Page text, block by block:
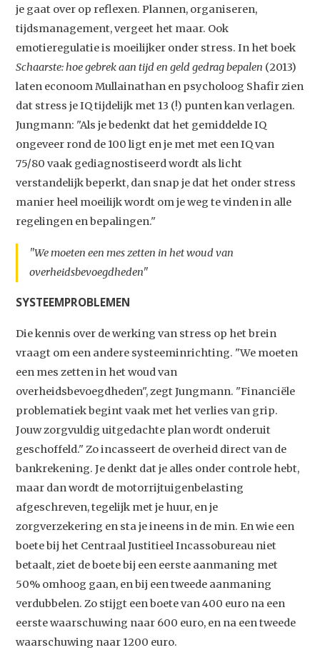
je gaat over op reflexen. Plannen, organiseren,
tijdsmanagement, vergeet het maar. Ook
emotieregulatie is moeilijker onder stress. In het boek
Schaarste: hoe gebrek aan tijd en geld gedrag bepalen (2013)
laten econoom Mullainathan en psycholoog Shafir zien
dat stress je IQ tijdelijk met 13 (!) punten kan verlagen.
Jungmann: "Als je bedenkt dat het gemiddelde IQ
ongeveer rond de 100 ligt en je met met een IQ van
75/80 vaak gediagnostiseerd wordt als licht
verstandelijk beperkt, dan snap je dat het onder stress
manier heel moeilijk wordt om je weg te vinden in alle
regelingen en bepalingen."
"We moeten een mes zetten in het woud van
overheidsbevoegdheden"
SYSTEEMPROBLEMEN
Die kennis over de werking van stress op het brein
vraagt om een andere systeeminrichting. "We moeten
een mes zetten in het woud van
overheidsbevoegdheden", zegt Jungmann. "Financiële
problematiek begint vaak met het verlies van grip.
Jouw zorgvuldig uitgedachte plan wordt onderuit
geschoffeld." Zo incasseert de overheid direct van de
bankrekening. Je denkt dat je alles onder controle hebt,
maar dan wordt de motorrijtuigenbelasting
afgeschreven, tegelijk met je huur, en je
zorgverzekering en sta je ineens in de min. En wie een
boete bij het Centraal Justitieel Incassobureau niet
betaalt, ziet de boete bij een eerste aanmaning met
50% omhoog gaan, en bij een tweede aanmaning
verdubbelen. Zo stijgt een boete van 400 euro na een
eerste waarschuwing naar 600 euro, en na een tweede
waarschuwing naar 1200 euro.